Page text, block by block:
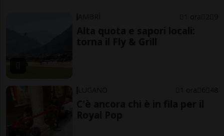
AMBRÌ 1 ora 2 9
Alta quota e sapori locali:
torna il Fly & Grill
LUGANO 1 ora 6 48
C'è ancora chi è in fila per il
Royal Pop